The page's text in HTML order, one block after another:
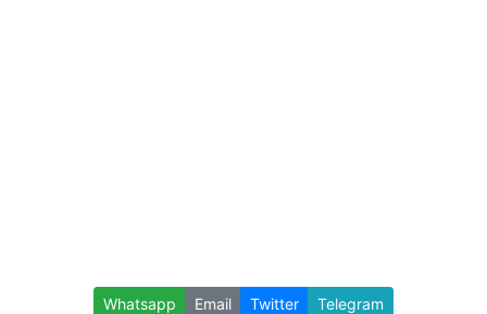
Whatsapp Email Twitter Telegram